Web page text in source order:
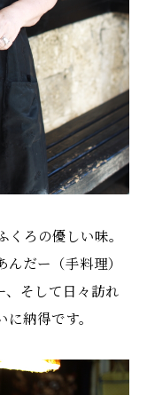
ろの優しい味。
だー（手料理）
そして日々訪れ
納得です。